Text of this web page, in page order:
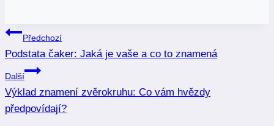
Navigace
pro
příspěvek
Předchozí
Podstata čaker: Jaká je vaše a co to znamená
Další
Výklad znamení zvěrokruhu: Co vám hvězdy
předpovídají?